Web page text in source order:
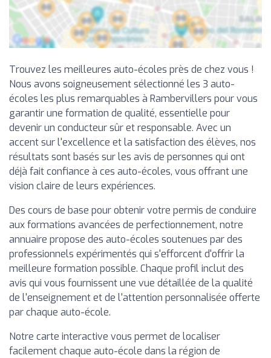
Trouvez les meilleures auto-écoles près de chez vous !
Nous avons soigneusement sélectionné les 3 auto-
écoles les plus remarquables à Rambervillers pour vous
garantir une formation de qualité, essentielle pour
devenir un conducteur sûr et responsable. Avec un
accent sur l'excellence et la satisfaction des élèves, nos
résultats sont basés sur les avis de personnes qui ont
déjà fait confiance à ces auto-écoles, vous offrant une
vision claire de leurs expériences.
Des cours de base pour obtenir votre permis de conduire
aux formations avancées de perfectionnement, notre
annuaire propose des auto-écoles soutenues par des
professionnels expérimentés qui s'efforcent d'offrir la
meilleure formation possible. Chaque profil inclut des
avis qui vous fournissent une vue détaillée de la qualité
de l'enseignement et de l'attention personnalisée offerte
par chaque auto-école.
Notre carte interactive vous permet de localiser
facilement chaque auto-école dans la région de